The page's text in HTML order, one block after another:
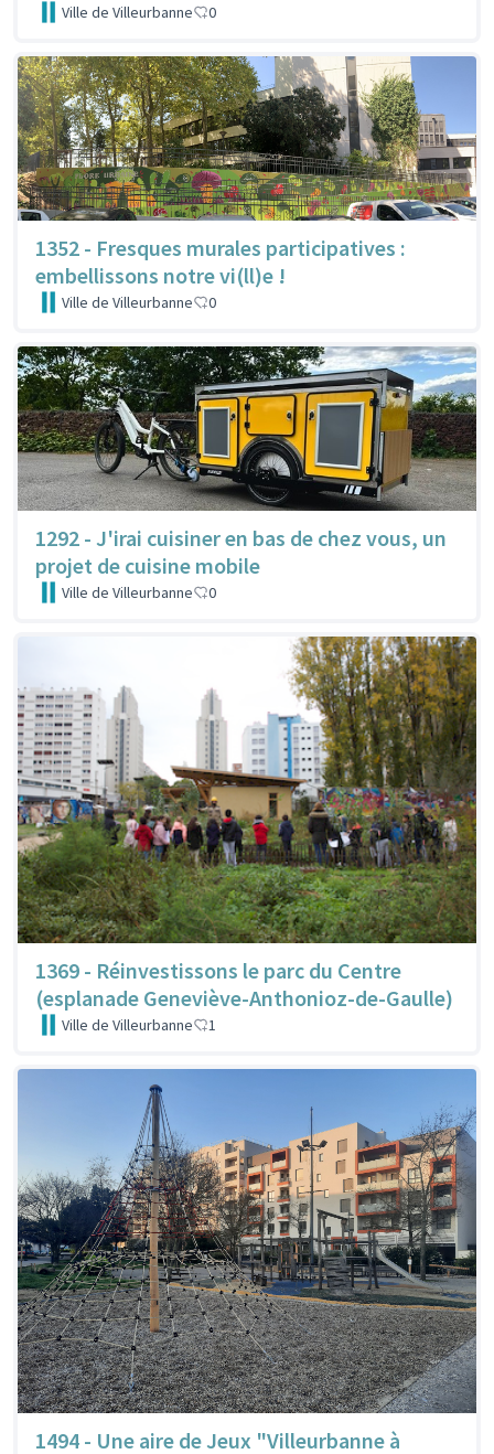
Ville de Villeurbanne 0
1352 - Fresques murales participatives :
embellissons notre vi(ll)e !
Ville de Villeurbanne 0
1292 - J'irai cuisiner en bas de chez vous, un
projet de cuisine mobile
Ville de Villeurbanne 0
1369 - Réinvestissons le parc du Centre
(esplanade Geneviève-Anthonioz-de-Gaulle)
Ville de Villeurbanne 1
1494 - Une aire de Jeux "Villeurbanne à